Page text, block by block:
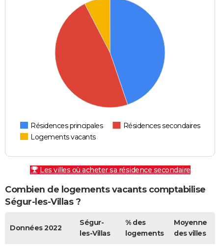
Résidences principales
Résidences secondaires
Logements vacants
Les villes où acheter sa résidence secondaire
Combien de logements vacants comptabilise
Ségur-les-Villas ?
Données 2022
Ségur-
les-Villas
% des
logements
Moyenne
des villes